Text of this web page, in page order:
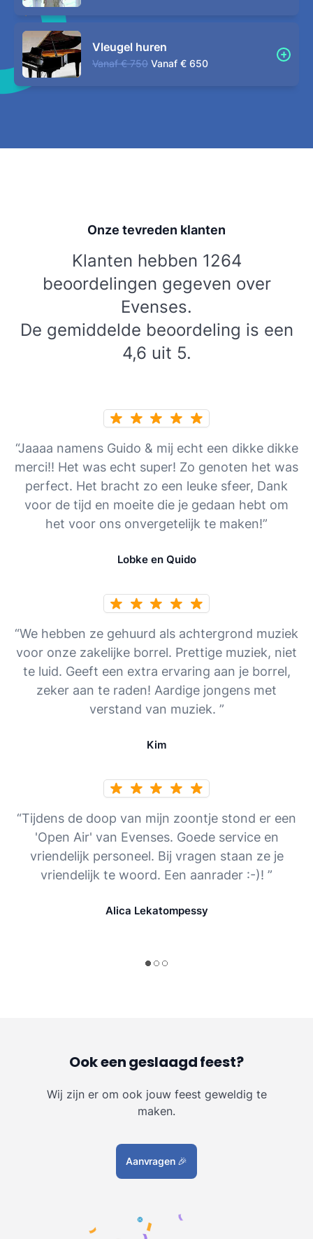
Vleugel huren
Vanaf € 750 Vanaf € 650
Onze tevreden klanten
Klanten hebben 1264
beoordelingen gegeven over
Evenses.
De gemiddelde beoordeling is een
4,6 uit 5.
“Jaaaa namens Guido & mij echt een dikke dikke
merci!! Het was echt super! Zo genoten het was
perfect. Het bracht zo een leuke sfeer, Dank
voor de tijd en moeite die je gedaan hebt om
het voor ons onvergetelijk te maken!”
Lobke en Quido
“We hebben ze gehuurd als achtergrond muziek
voor onze zakelijke borrel. Prettige muziek, niet
te luid. Geeft een extra ervaring aan je borrel,
zeker aan te raden! Aardige jongens met
verstand van muziek. ”
Kim
“Tijdens de doop van mijn zoontje stond er een
'Open Air' van Evenses. Goede service en
vriendelijk personeel. Bij vragen staan ze je
vriendelijk te woord. Een aanrader :-)! ”
Alica Lekatompessy
Ook een geslaagd feest?
Wij zijn er om ook jouw feest geweldig te
maken.
Aanvragen 🎉